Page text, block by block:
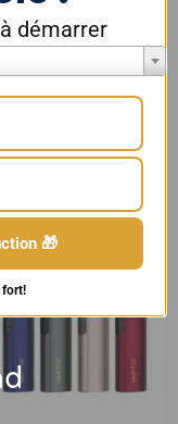
démarrer
🎁
fort!